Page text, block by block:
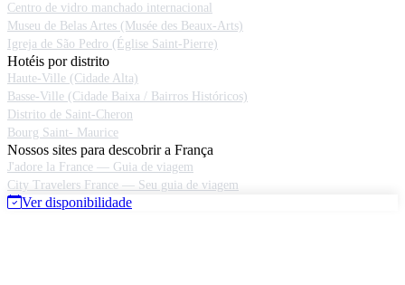
Centro de vidro manchado internacional
Museu de Belas Artes (Musée des Beaux-Arts)
Igreja de São Pedro (Église Saint-Pierre)
Hotéis por distrito
Haute-Ville (Cidade Alta)
Basse-Ville (Cidade Baixa / Bairros Históricos)
Distrito de Saint-Cheron
Bourg Saint- Maurice
Nossos sites para descobrir a França
J'adore la France — Guia de viagem
City Travelers France — Seu guia de viagem
Ver disponibilidade